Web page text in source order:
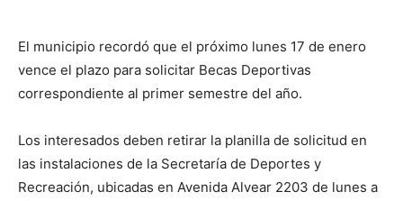
El municipio recordó que el próximo lunes 17 de enero
vence el plazo para solicitar Becas Deportivas
correspondiente al primer semestre del año.
Los interesados deben retirar la planilla de solicitud en
las instalaciones de la Secretaría de Deportes y
Recreación, ubicadas en Avenida Alvear 2203 de lunes a